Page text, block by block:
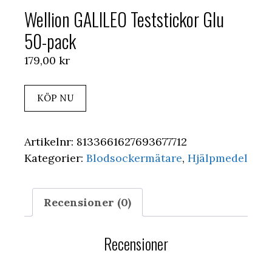
Wellion GALILEO Teststickor Glu
50-pack
179,00 kr
KÖP NU
Artikelnr: 8133661627693677712
Kategorier: Blodsockermätare, Hjälpmedel
Recensioner (0)
Recensioner